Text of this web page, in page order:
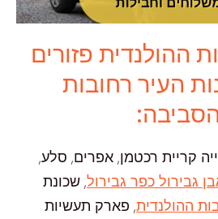
ההולנדית פזורים
העיר רחובות
קריית רכטמן, אפרים, סלע,
גבירול כפר גבירול, שכונת
ההולנדית, פארק תעשיות